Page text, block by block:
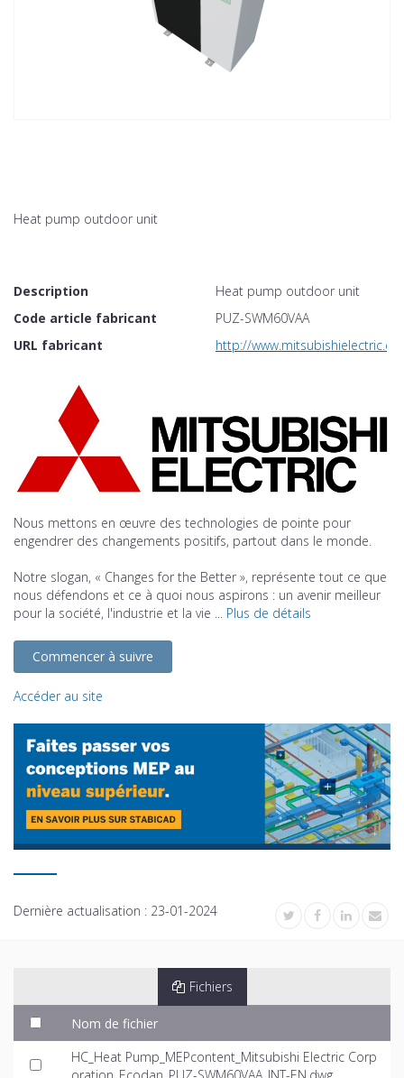
Heat pump outdoor unit
Description
Heat pump outdoor unit
Code article fabricant
PUZ-SWM60VAA
URL fabricant
http://
Nous mettons en œuvre des technologies de pointe pour
engendrer des changements positifs, partout dans le monde.
Notre slogan, « Changes for the Better », représente tout ce que
nous défendons et ce à quoi nous aspirons : un avenir meilleur
pour la société, l'industrie et la vie ... Plus de détails
Commencer à suivre
Accéder au site
Dernière actualisation : 23-01-2024
Fichiers
Nom de fichier
HC_Heat Pump_MEPcontent_Mitsubishi Electric Corp